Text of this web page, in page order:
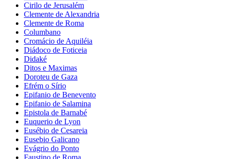
Cirilo de Jerusalém
Clemente de Alexandria
Clemente de Roma
Columbano
Cromácio de Aquiléia
Diádoco de Foticeia
Didaké
Ditos e Maximas
Doroteu de Gaza
Efrém o Sírio
Epifanio de Benevento
Epifanio de Salamina
Epistola de Barnabé
Euquerio de Lyon
Eusébio de Cesareia
Eusebio Galicano
Evágrio do Ponto
Faustino de Roma